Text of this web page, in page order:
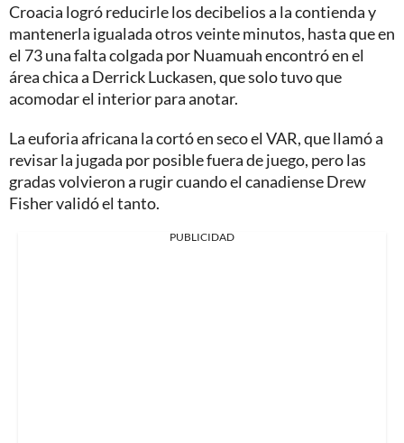
Croacia logró reducirle los decibelios a la contienda y
mantenerla igualada otros veinte minutos, hasta que en
el 73 una falta colgada por Nuamuah encontró en el
área chica a Derrick Luckasen, que solo tuvo que
acomodar el interior para anotar.
La euforia africana la cortó en seco el VAR, que llamó a
revisar la jugada por posible fuera de juego, pero las
gradas volvieron a rugir cuando el canadiense Drew
Fisher validó el tanto.
PUBLICIDAD